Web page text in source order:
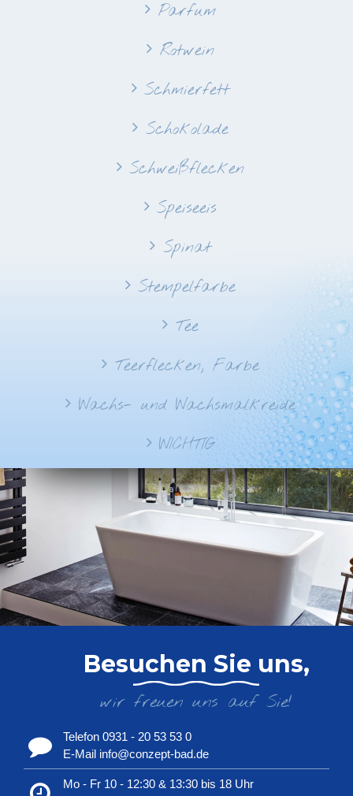
Parfum
Rotwein
Schmierfett
Schokolade
Schweißflecken
Speiseeis
Spinat
Stempelfarbe
Tee
Teerflecken, Farbe
Wachs- und Wachsmalkreide
WICHTIG
Besuchen Sie uns,
wir freuen uns auf Sie!
Telefon 0931 - 20 53 53 0
E-Mail info@conzept-bad.de
Mo - Fr 10 - 12:30 & 13:30 bis 18 Uhr